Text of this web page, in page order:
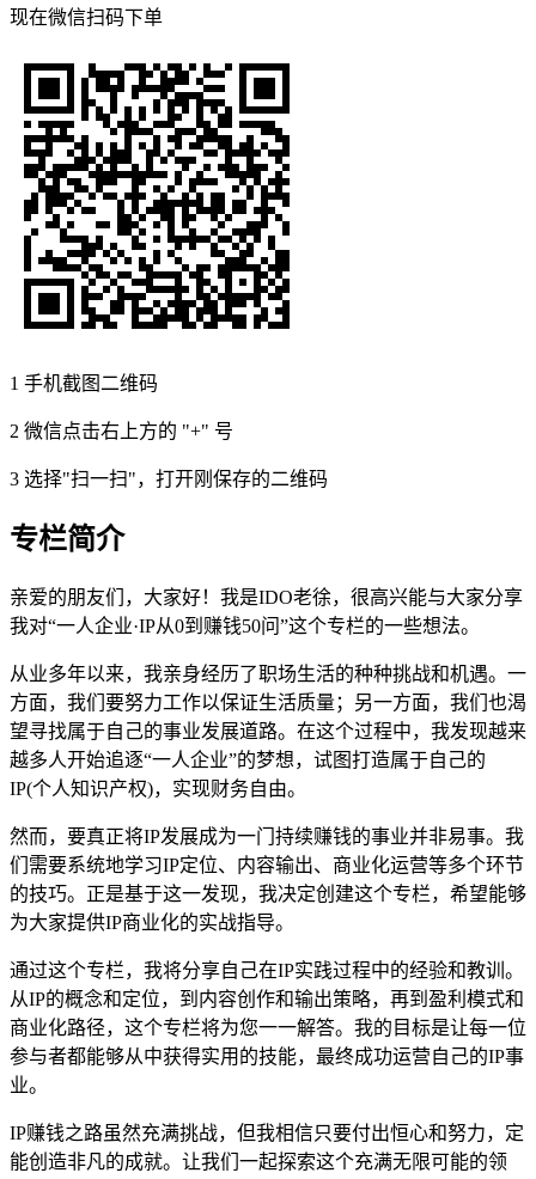
现在微信扫码下单
1 手机截图二维码
2 微信点击右上方的 "+" 号
3 选择"扫一扫"，打开刚保存的二维码
专栏简介
亲爱的朋友们，大家好！我是IDO老徐，很高兴能与大家分享
我对“一人企业·IP从0到赚钱50问”这个专栏的一些想法。
从业多年以来，我亲身经历了职场生活的种种挑战和机遇。一
方面，我们要努力工作以保证生活质量；另一方面，我们也渴
望寻找属于自己的事业发展道路。在这个过程中，我发现越来
越多人开始追逐“一人企业”的梦想，试图打造属于自己的
IP(个人知识产权)，实现财务自由。
然而，要真正将IP发展成为一门持续赚钱的事业并非易事。我
们需要系统地学习IP定位、内容输出、商业化运营等多个环节
的技巧。正是基于这一发现，我决定创建这个专栏，希望能够
为大家提供IP商业化的实战指导。
通过这个专栏，我将分享自己在IP实践过程中的经验和教训。
从IP的概念和定位，到内容创作和输出策略，再到盈利模式和
商业化路径，这个专栏将为您一一解答。我的目标是让每一位
参与者都能够从中获得实用的技能，最终成功运营自己的IP事
业。
IP赚钱之路虽然充满挑战，但我相信只要付出恒心和努力，定
能创造非凡的成就。让我们一起探索这个充满无限可能的领